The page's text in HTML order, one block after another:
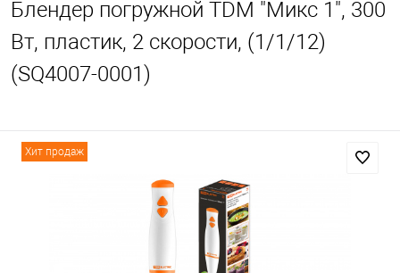
Блендер погружной TDM "Микс 1", 300
Вт, пластик, 2 скорости, (1/1/12)
(SQ4007-0001)
Хит продаж